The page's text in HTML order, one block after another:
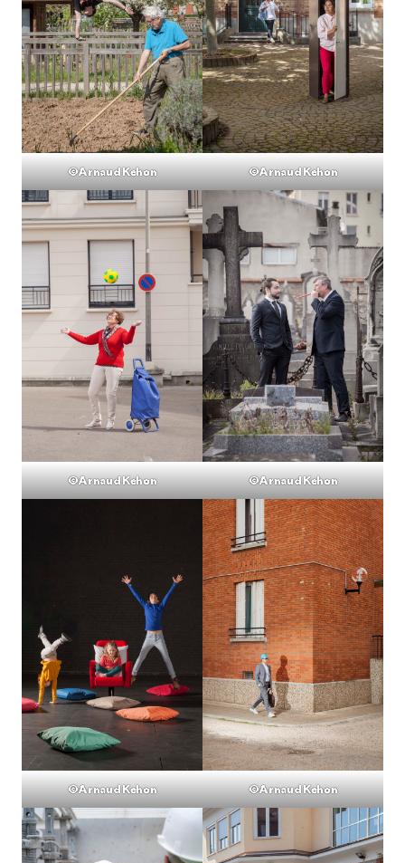
©Arnaud Kehon ©Arnaud Kehon
©Arnaud Kehon ©Arnaud Kehon
©Arnaud Kehon ©Arnaud Kehon